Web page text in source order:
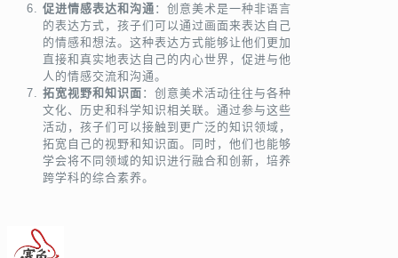
促进情感表达和沟通 ：创意美术是一种非语言
的表达方式，孩子们可以通过画面来表达自己
的情感和想法。这种表达方式能够让他们更加
直接和真实地表达自己的内心世界，促进与他
人的情感交流和沟通。
拓宽视野和知识面 ：创意美术活动往往与各种
文化、历史和科学知识相关联。通过参与这些
活动，孩子们可以接触到更广泛的知识领域，
拓宽自己的视野和知识面。同时，他们也能够
学会将不同领域的知识进行融合和创新，培养
跨学科的综合素养。